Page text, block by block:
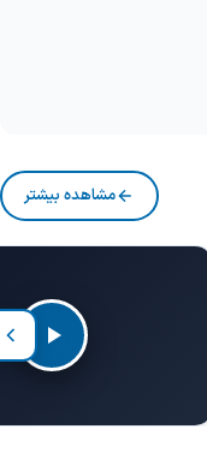
مشاهده بیشتر